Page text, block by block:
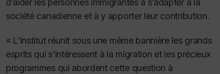
d’aider les personnes immigrantes à s’adapter à la
société canadienne et à y apporter leur contribution.
« L’institut réunit sous une même bannière les grands
esprits qui s’intéressent à la migration et les précieux
programmes qui abordent cette question à